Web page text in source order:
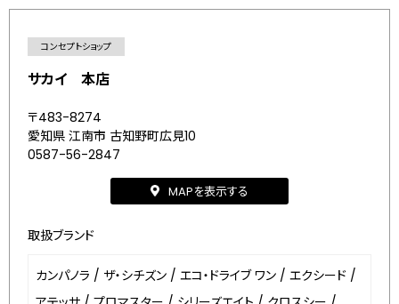
コンセプトショップ
サカイ 本店
〒483-8274
愛知県 江南市 古知野町広見10
0587-56-2847
MAPを表示する
取扱ブランド
カンパノラ / ザ・シチズン / エコ・ドライブ ワン / エクシード /